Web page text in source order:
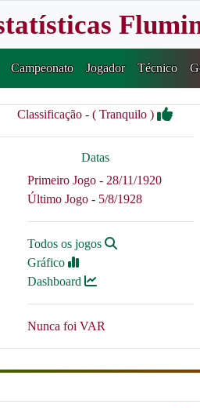
Campeonato Jogador Técnico
Classificação - ( Tranquilo )
Datas
Primeiro Jogo - 28/11/1920
Último Jogo - 5/8/1928
Todos os jogos
Gráfico
Dashboard
Nunca foi VAR